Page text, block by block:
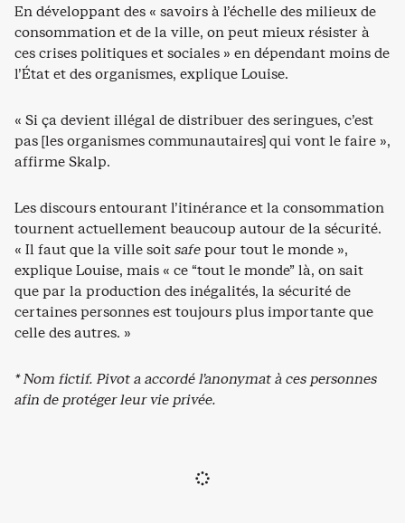
En développant des « savoirs à l’échelle des milieux de
consommation et de la ville, on peut mieux résister à
ces crises politiques et sociales » en dépendant moins de
l’État et des organismes, explique Louise.
« Si ça devient illégal de distribuer des seringues, c’est
pas [les organismes communautaires] qui vont le faire »,
affirme Skalp.
Les discours entourant l’itinérance et la consommation
tournent actuellement beaucoup autour de la sécurité.
« Il faut que la ville soitsafepour tout le monde »,
explique Louise, mais « ce “tout le monde” là, on sait
que par la production des inégalités, la sécurité de
certaines personnes est toujours plus importante que
celle des autres. »
* Nom fictif. Pivot a accordé l’anonymat à ces personnes
afin de protéger leur vie privée.